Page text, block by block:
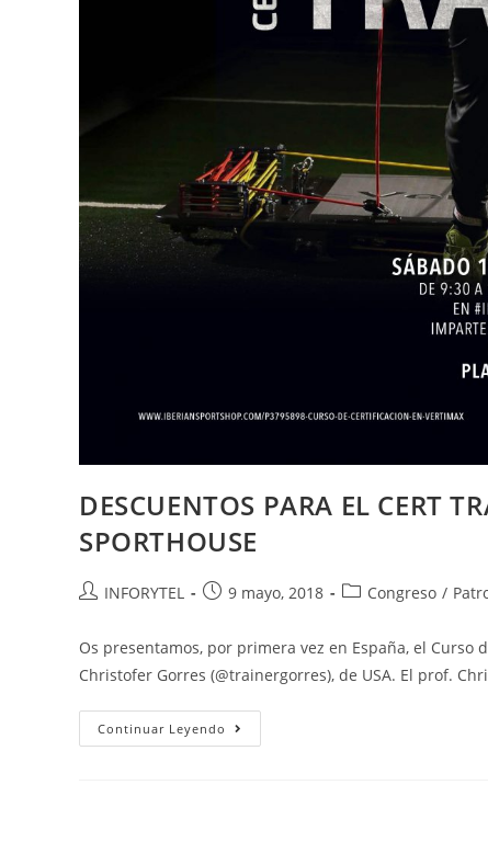
DESCUENTOS PARA EL CERT
SPORTHOUSE
INFORYTEL 9 mayo, 2018 Congreso /
Os presentamos, por primera vez en España, el
Christofer Gorres (@trainergorres), de USA. El prof.
Continuar Leyendo